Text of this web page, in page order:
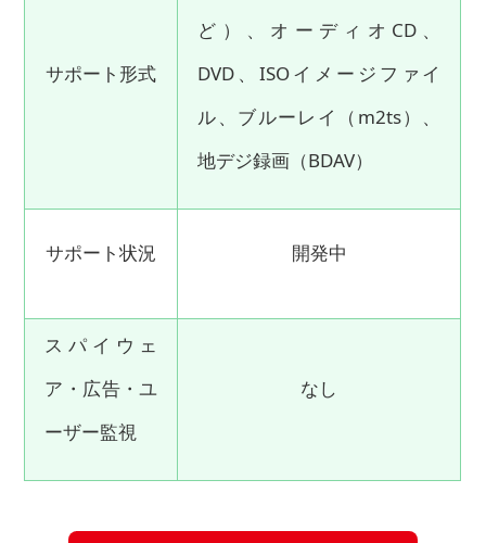
サポート形式
ど）、オーディオCD、
DVD、ISOイメージファイ
ル、ブルーレイ（m2ts）、
地デジ録画（BDAV）
サポート状況 開発中
スパイウェ
ア・広告・ユ
ーザー監視
なし